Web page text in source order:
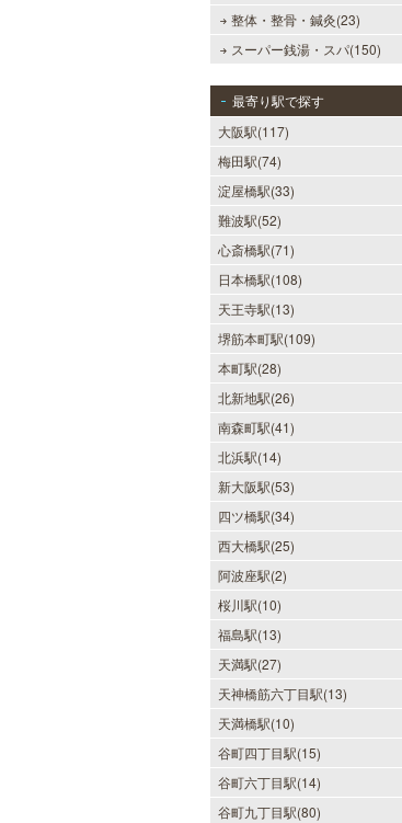
整体・整骨・鍼灸(23)
スーパー銭湯・スパ(150)
最寄り駅で探す
大阪駅(117)
梅田駅(74)
淀屋橋駅(33)
難波駅(52)
心斎橋駅(71)
日本橋駅(108)
天王寺駅(13)
堺筋本町駅(109)
本町駅(28)
北新地駅(26)
南森町駅(41)
北浜駅(14)
新大阪駅(53)
四ツ橋駅(34)
西大橋駅(25)
阿波座駅(2)
桜川駅(10)
福島駅(13)
天満駅(27)
天神橋筋六丁目駅(13)
天満橋駅(10)
谷町四丁目駅(15)
谷町六丁目駅(14)
谷町九丁目駅(80)